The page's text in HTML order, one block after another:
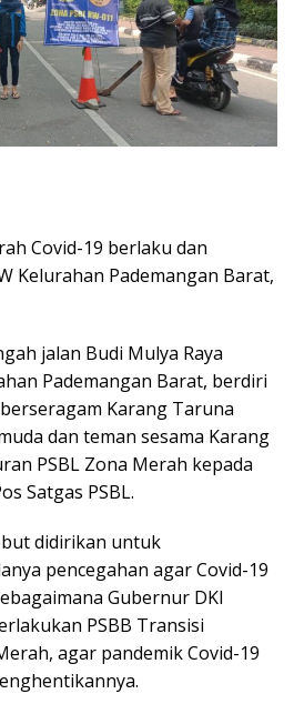
Covid-19 berlaku dan
Kelurahan Pademangan Barat,
jalan Budi Mulya Raya
Pademangan Barat, berdiri
Karang Taruna
dan teman sesama Karang
PSBL Zona Merah kepada
Satgas PSBL.
didirikan untuk
pencegahan agar Covid-19
Gubernur DKI
PSBB Transisi
agar pandemik Covid-19